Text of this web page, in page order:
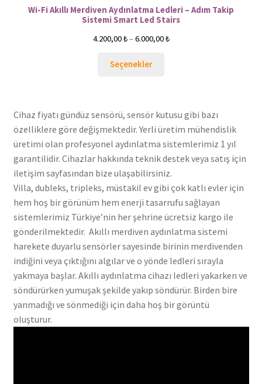
Wi-Fi Akıllı Merdiven Aydınlatma Ledleri – Adım Takip
Sistemi Smart Led Stairs
4.200,00₺–6.000,00₺
Seçenekler
Cihaz fiyatı gündüz sensörü, sensör kutusu gibi bazı
özelliklere göre değişmektedir. Yerli üretim mühendislik
üretimi olan profesyonel aydınlatma sistemlerimiz 1 yıl
garantilidir. Cihazlar hakkında teknik destek veya satış için
iletişim sayfasından bize ulaşabilirsiniz.
Villa, dubleks, tripleks, müstakil ev gibi çok katlı evler için
hem hoş bir görünüm hem enerji tasarrufu sağlayan
sistemlerimiz Türkiye’nin her şehrine ücretsiz kargo ile
gönderilmektedir. Akıllı merdiven aydınlatma sistemi
harekete duyarlu sensörler sayesinde birinin merdivenden
indiğini veya çıktığını algılar ve o yönde ledleri sırayla
yakmaya başlar. Akıllı aydınlatma cihazı ledleri yakarken ve
söndürürken yumuşak şekilde yakıp söndürür. Birden bire
yanmadığı ve sönmediği için daha hoş bir görüntü
oluşturur.